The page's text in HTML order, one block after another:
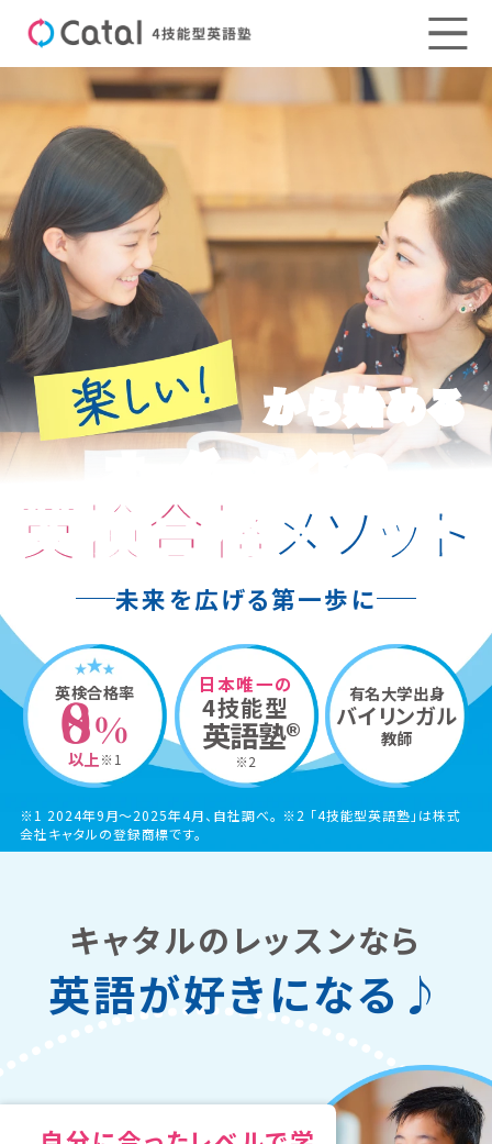
から始める
オーダーメイドの
英検合格 メソッド
未来を広げる第一歩に
英検合格率
80%
以上 ※1
日本唯一の
4技能型
英語塾®
※2
有名大学出身
バイリンガル
教師
※1 2024年9月〜2025年4月、自社調べ。 ※2 「4技能型英語塾」は株式
会社キャタルの登録商標です。
キャタルのレッスンなら
英語が好きになる♪